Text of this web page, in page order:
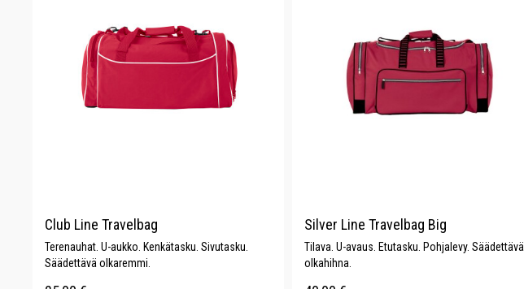
Club Line Travelbag
Terenauhat. U-aukko. Kenkätasku. Sivutasku.
Säädettävä olkaremmi.
Silver Line Travelbag Big
Tilava. U-avaus. Etutasku. Pohjalevy. Säädettävä
olkahihna.